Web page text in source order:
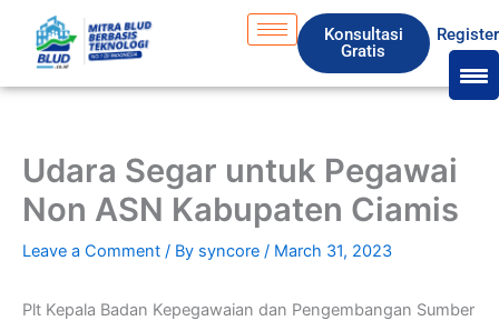
content
Konsultasi
Gratis
Register
Udara Segar untuk Pegawai
Non ASN Kabupaten Ciamis
Leave a Comment / By syncore / March 31, 2023
Plt Kepala Badan Kepegawaian dan Pengembangan Sumber
h